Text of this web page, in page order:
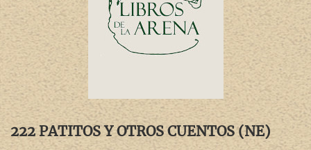
222 PATITOS Y OTROS CUENTOS (NE)